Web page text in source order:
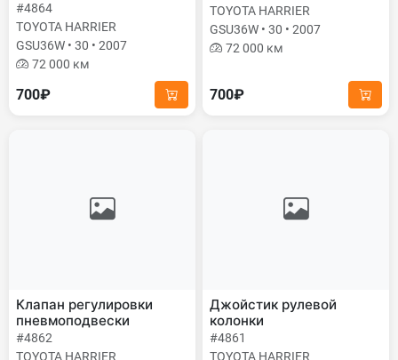
#4864
TOYOTA HARRIER
GSU36W • 30 • 2007
72 000 км
700₽
TOYOTA HARRIER
GSU36W • 30 • 2007
72 000 км
700₽
Клапан регулировки
пневмоподвески
#4862
TOYOTA HARRIER
Джойстик рулевой
колонки
#4861
TOYOTA HARRIER